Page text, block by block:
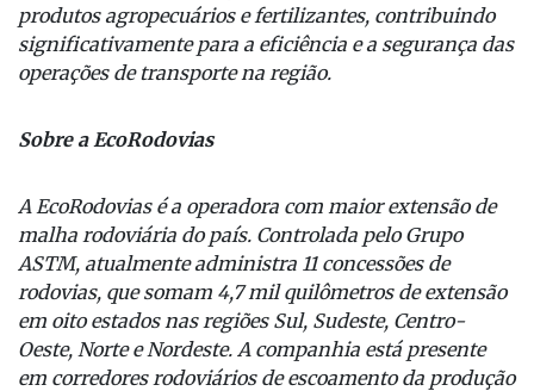
produtos agropecuários e fertilizantes, contribuindo
significativamente para a eficiência e a segurança das
operações de transporte na região.
Sobre a EcoRodovias
A EcoRodovias é a operadora com maior extensão de
malha rodoviária do país. Controlada pelo Grupo
ASTM, atualmente administra 11 concessões de
rodovias, que somam 4,7 mil quilômetros de extensão
em oito estados nas regiões Sul, Sudeste, Centro-
Oeste, Norte e Nordeste. A companhia está presente
em corredores rodoviários de escoamento da produção